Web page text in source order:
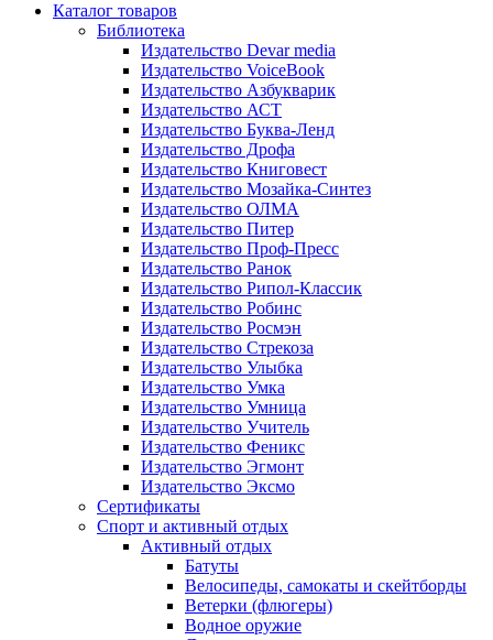
Каталог товаров
Библиотека
Издательство Devar media
Издательство VoiceBook
Издательство Азбукварик
Издательство АСТ
Издательство Буква-Ленд
Издательство Дрофа
Издательство Книговест
Издательство Мозайка-Синтез
Издательство ОЛМА
Издательство Питер
Издательство Проф-Пресс
Издательство Ранок
Издательство Рипол-Классик
Издательство Робинс
Издательство Росмэн
Издательство Стрекоза
Издательство Улыбка
Издательство Умка
Издательство Умница
Издательство Учитель
Издательство Феникс
Издательство Эгмонт
Издательство Эксмо
Сертификаты
Спорт и активный отдых
Активный отдых
Батуты
Велосипеды, самокаты и скейтборды
Ветерки (флюгеры)
Водное оружие